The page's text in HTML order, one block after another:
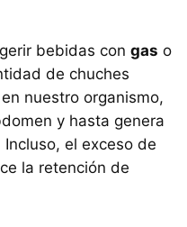
bebidas con gas o
de chuches
nuestro organismo,
y hasta genera
el exceso de
la retención de